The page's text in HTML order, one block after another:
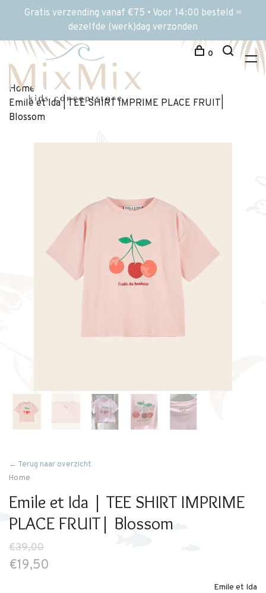
Gratis verzending vanaf €75 • Voor 14:00 besteld =
dezelfde (werk)dag verzonden
0
Home
Emile et Ida | TEE SHIRT IMPRIME PLACE FRUIT|
Blossom
← Terug naar overzicht
Home
Emile et Ida | TEE SHIRT IMPRIME
PLACE FRUIT| Blossom
€39,00
€19,50
Emile et Ida